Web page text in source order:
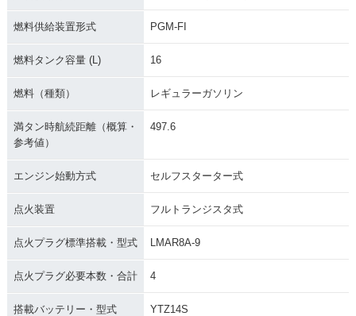
燃料供給装置形式 PGM-FI
燃料タンク容量 (L) 16
燃料（種類） レギュラーガソリン
満タン時航続距離（概算・
参考値）
497.6
エンジン始動方式 セルフスターター式
点火装置 フルトランジスタ式
点火プラグ標準搭載・型式 LMAR8A-9
点火プラグ必要本数・合計 4
搭載バッテリー・型式 YTZ14S